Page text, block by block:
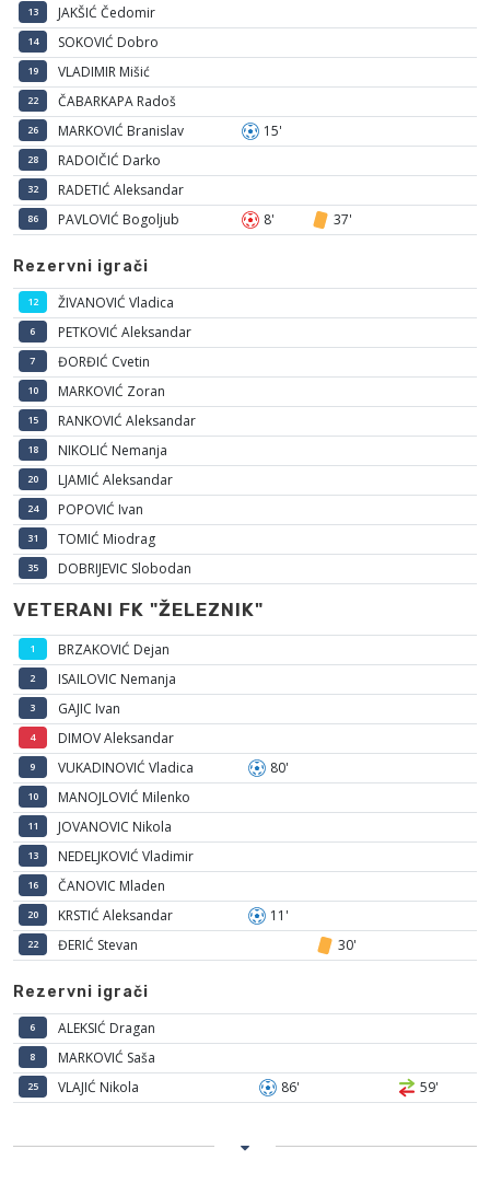
13 JAKŠIĆ Čedomir
14 SOKOVIĆ Dobro
19 VLADIMIR Mišić
22 ČABARKAPA Radoš
26 MARKOVIĆ Branislav 15'
28 RADOIČIĆ Darko
32 RADETIĆ Aleksandar
86 PAVLOVIĆ Bogoljub 8' 37'
Rezervni igrači
12 ŽIVANOVIĆ Vladica
6 PETKOVIĆ Aleksandar
7 ĐORĐIĆ Cvetin
10 MARKOVIĆ Zoran
15 RANKOVIĆ Aleksandar
18 NIKOLIĆ Nemanja
20 LJAMIĆ Aleksandar
24 POPOVIĆ Ivan
31 TOMIĆ Miodrag
35 DOBRIJEVIC Slobodan
VETERANI FK "ŽELEZNIK"
1 BRZAKOVIĆ Dejan
2 ISAILOVIC Nemanja
3 GAJIC Ivan
4 DIMOV Aleksandar
9 VUKADINOVIĆ Vladica 80'
10 MANOJLOVIĆ Milenko
11 JOVANOVIC Nikola
13 NEDELJKOVIĆ Vladimir
16 ČANOVIC Mladen
20 KRSTIĆ Aleksandar 11'
22 ĐERIĆ Stevan 30'
Rezervni igrači
6 ALEKSIĆ Dragan
8 MARKOVIĆ Saša
25 VLAJIĆ Nikola 86' 59'